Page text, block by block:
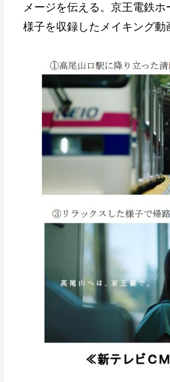
メージを伝える。京王電鉄
様子を収録したメイキング動